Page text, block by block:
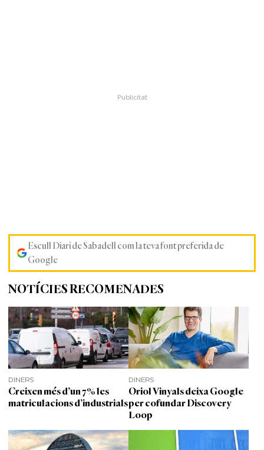
Escull Diari de Sabadell com la teva font preferida de
Google
NOTÍCIES RECOMENADES
DINERS
Creixen més d’un 7% les
matriculacions d’industrials
DINERS
Oriol Vinyals deixa Google
per cofundar Discovery
Loop